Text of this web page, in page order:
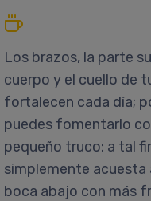
Los brazos, la parte
cuerpo y el cuello de
fortalecen cada día;
puedes fomentarlo
pequeño truco: a tal
simplemente acuesta
boca abajo con más